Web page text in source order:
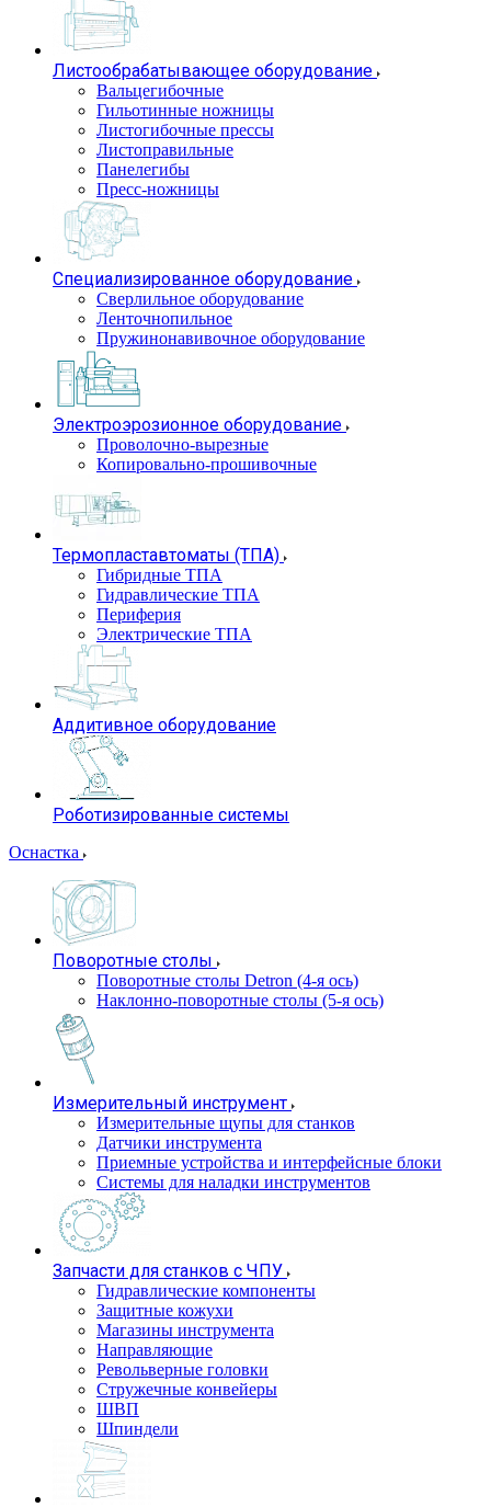
Листообрабатывающее оборудование
Вальцегибочные
Гильотинные ножницы
Листогибочные прессы
Листоправильные
Панелегибы
Пресс-ножницы
Специализированное оборудование
Сверлильное оборудование
Ленточнопильное
Пружинонавивочное оборудование
Электроэрозионное оборудование
Проволочно-вырезные
Копировально-прошивочные
Термопластавтоматы (ТПА)
Гибридные ТПА
Гидравлические ТПА
Периферия
Электрические ТПА
Аддитивное оборудование
Роботизированные системы
Оснастка
Поворотные столы
Поворотные столы Detron (4-я ось)
Наклонно-поворотные столы (5-я ось)
Измерительный инструмент
Измерительные щупы для станков
Датчики инструмента
Приемные устройства и интерфейсные блоки
Системы для наладки инструментов
Запчасти для станков с ЧПУ
Гидравлические компоненты
Защитные кожухи
Магазины инструмента
Направляющие
Револьверные головки
Стружечные конвейеры
ШВП
Шпиндели